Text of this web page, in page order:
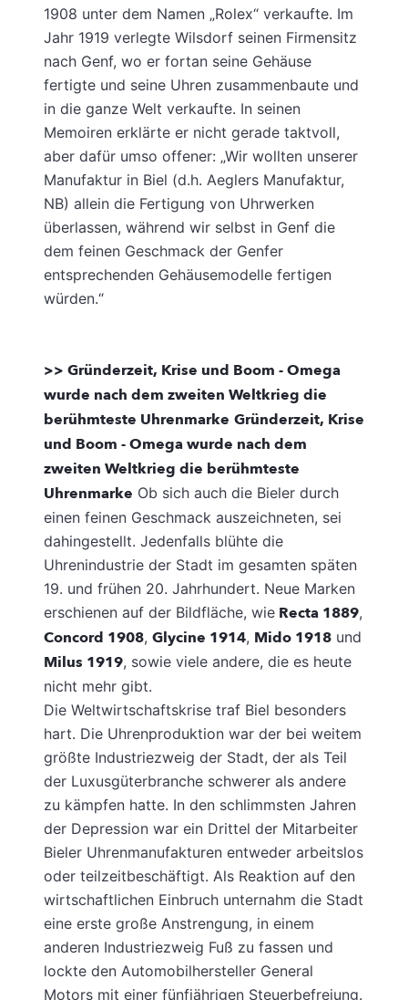
1908 unter dem Namen „Rolex“ verkaufte. Im
Jahr 1919 verlegte Wilsdorf seinen Firmensitz
nach Genf, wo er fortan seine Gehäuse
fertigte und seine Uhren zusammenbaute und
in die ganze Welt verkaufte. In seinen
Memoiren erklärte er nicht gerade taktvoll,
aber dafür umso offener: „Wir wollten unserer
Manufaktur in Biel (d.h. Aeglers Manufaktur,
NB) allein die Fertigung von Uhrwerken
überlassen, während wir selbst in Genf die
dem feinen Geschmack der Genfer
entsprechenden Gehäusemodelle fertigen
würden.“
>> Gründerzeit, Krise und Boom - Omega
wurde nach dem zweiten Weltkrieg die
berühmteste Uhrenmarke Gründerzeit, Krise
und Boom - Omega wurde nach dem
zweiten Weltkrieg die berühmteste
Uhrenmarke Ob sich auch die Bieler durch
einen feinen Geschmack auszeichneten, sei
dahingestellt. Jedenfalls blühte die
Uhrenindustrie der Stadt im gesamten späten
19. und frühen 20. Jahrhundert. Neue Marken
erschienen auf der Bildfläche, wie Recta 1889,
Concord 1908, Glycine 1914, Mido 1918 und
Milus 1919, sowie viele andere, die es heute
nicht mehr gibt.
Die Weltwirtschaftskrise traf Biel besonders
hart. Die Uhrenproduktion war der bei weitem
größte Industriezweig der Stadt, der als Teil
der Luxusgüterbranche schwerer als andere
zu kämpfen hatte. In den schlimmsten Jahren
der Depression war ein Drittel der Mitarbeiter
Bieler Uhrenmanufakturen entweder arbeitslos
oder teilzeitbeschäftigt. Als Reaktion auf den
wirtschaftlichen Einbruch unternahm die Stadt
eine erste große Anstrengung, in einem
anderen Industriezweig Fuß zu fassen und
lockte den Automobilhersteller General
Motors mit einer fünfjährigen Steuerbefreiung.